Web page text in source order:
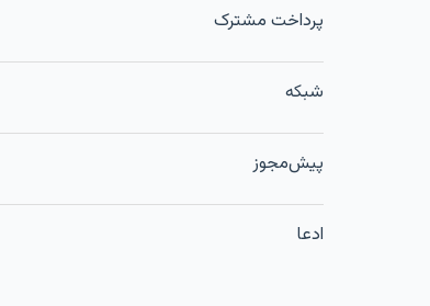
پرداخت مشترک
شبکه
پیش‌مجوز
ادعا